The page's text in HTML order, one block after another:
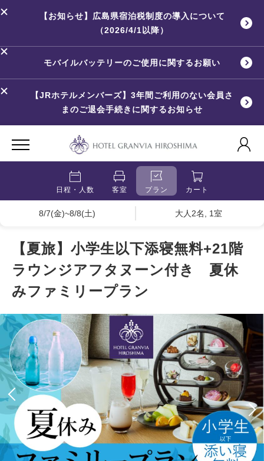
【お知らせ】広島県宿泊税制度の導入について
（2026/4/1以降）
モバイルバッテリーのご使用に関するお願い
【JRホテルメンバーズ】3年間ご利用のない会員さ
まのご退会手続きに関するお知らせ
日程・人数 客室 プラン カート
8/7(金)~8/8(土) 大人2名, 1室
【夏旅】小学生以下添寝無料+21階
ラウンジアフタヌーン付き 夏休
みファミリープラン